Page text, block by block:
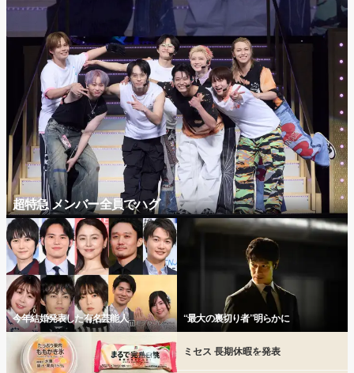
超特急 メンバー全員でハグ
今年結婚発表した有名芸能人 “最大の裏切り者”明らかに
ミセス 長期休暇を発表